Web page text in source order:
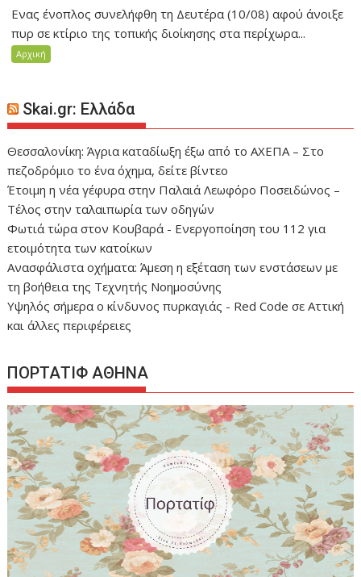
Ενας ένοπλος συνελήφθη τη Δευτέρα (10/08) αφού άνοιξε
πυρ σε κτίριο της τοπικής διοίκησης στα περίχωρα...
Αρχική
Skai.gr: Ελλάδα
Θεσσαλονίκη: Άγρια καταδίωξη έξω από το ΑΧΕΠΑ – Στο
πεζοδρόμιο το ένα όχημα, δείτε βίντεο
Έτοιμη η νέα γέφυρα στην Παλαιά Λεωφόρο Ποσειδώνος –
Τέλος στην ταλαιπωρία των οδηγών
Φωτιά τώρα στον Κουβαρά - Ενεργοποίηση του 112 για
ετοιμότητα των κατοίκων
Ανασφάλιστα οχήματα: Άμεση η εξέταση των ενστάσεων με
τη βοήθεια της Τεχνητής Νοημοσύνης
Υψηλός σήμερα ο κίνδυνος πυρκαγιάς - Red Code σε Αττική
και άλλες περιφέρειες
ΠΟΡΤΑΤΙΦ ΑΘΗΝΑ